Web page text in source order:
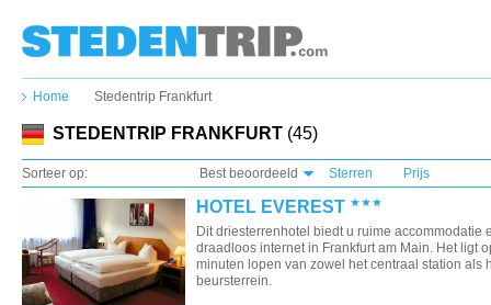
Home Stedentrip Frankfurt
STEDENTRIP FRANKFURT (45)
Sorteer op: Best beoordeeld Sterren Prijs
HOTEL EVEREST
Dit driesterrenhotel biedt u ruime accommodatie
draadloos internet in Frankfurt am Main. Het ligt
minuten lopen van zowel het centraal station als
beursterrein.